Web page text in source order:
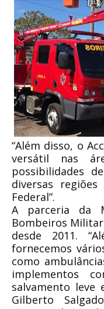
“Além disso, o
versátil nas
possibilidades
diversas
Federal”.
A parceria da
Bombeiros
desde 2011.
fornecemos
como
implementos
salvamento leve
Gilberto